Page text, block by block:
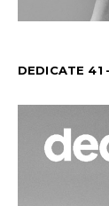
DEDICATE 41